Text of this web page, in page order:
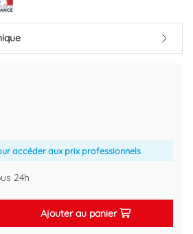
conférant une grande rétention des
accéder aux prix professionnels
24h
Ajouter au panier